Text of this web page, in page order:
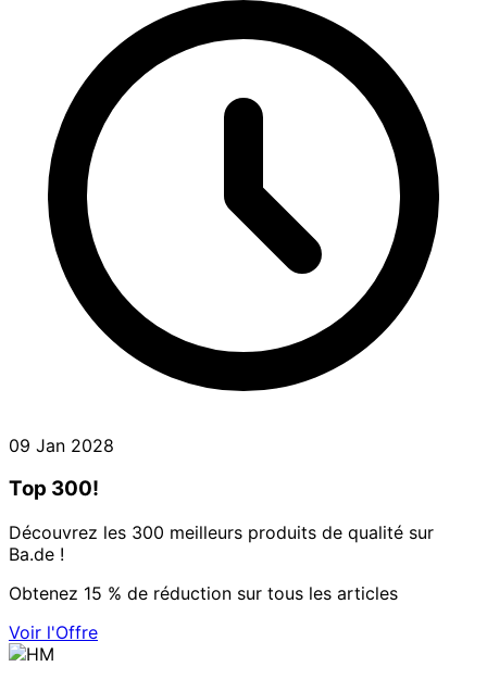
09 Jan 2028
Top 300!
Découvrez les 300 meilleurs produits de qualité sur
Ba.de !
Obtenez 15 % de réduction sur tous les articles
Voir l'Offre